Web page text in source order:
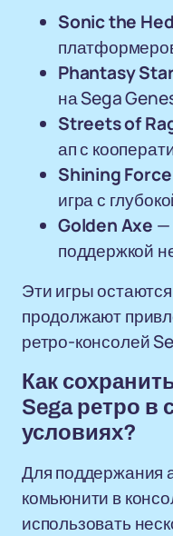
Sonic the
Phantasy
на Sega
Streets of
ап с
Shining Force
игра с
Golden Axe —
поддержкой
Эти игры
продолжают
ретро-консолей
Как
Sega ретро
условиях?
Для поддержания
комьюнити в
использовать